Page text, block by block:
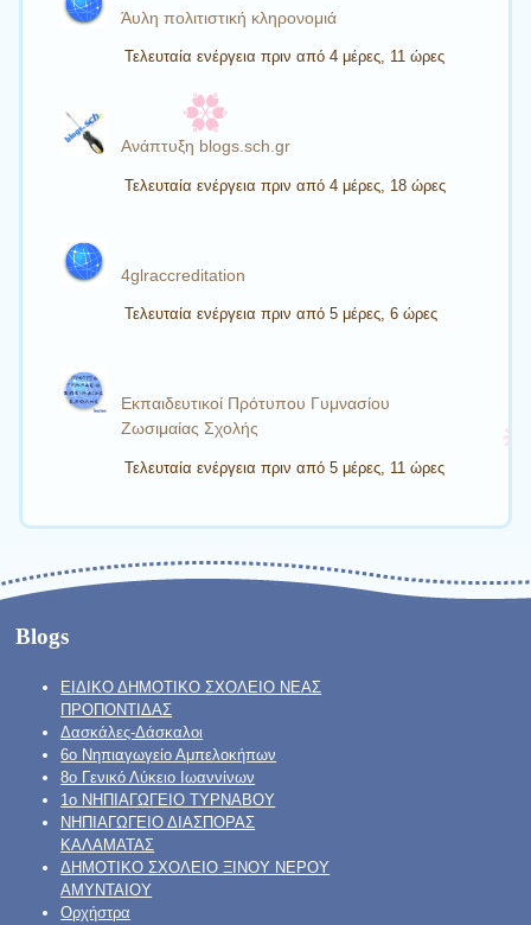
Άυλη πολιτιστική κληρονομιά
Τελευταία ενέργεια πριν από 4 μέρες, 11 ώρες
Ανάπτυξη blogs.sch.gr
Τελευταία ενέργεια πριν από 4 μέρες, 18 ώρες
4glraccreditation
Τελευταία ενέργεια πριν από 5 μέρες, 6 ώρες
Εκπαιδευτικοί Πρότυπου Γυμνασίου
Ζωσιμαίας Σχολής
Τελευταία ενέργεια πριν από 5 μέρες, 11 ώρες
Blogs
ΕΙΔΙΚΟ ΔΗΜΟΤΙΚΟ ΣΧΟΛΕΙΟ ΝΕΑΣ
ΠΡΟΠΟΝΤΙΔΑΣ
Δασκάλες-Δάσκαλοι
6ο Νηπιαγωγείο Αμπελοκήπων
8o Γενικό Λύκειο Ιωαννίνων
1ο ΝΗΠΙΑΓΩΓΕΙΟ ΤΥΡΝΑΒΟΥ
ΝΗΠΙΑΓΩΓΕΙΟ ΔΙΑΣΠΟΡΑΣ
ΚΑΛΑΜΑΤΑΣ
ΔΗΜΟΤΙΚΟ ΣΧΟΛΕΙΟ ΞΙΝΟΥ ΝΕΡΟΥ
ΑΜΥΝΤΑΙΟΥ
Ορχήστρα